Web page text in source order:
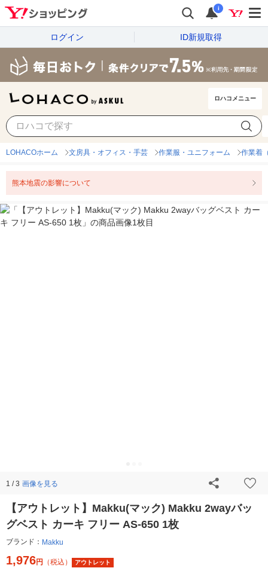
i
ログイン ID新規取得
ロハコメニュー
LOHACOホーム 文房具・オフィス・手芸 作業服・ユニフォーム 作業着
熊本地震の影響について
1 / 3 画像を見る
【アウトレット】Makku(マック) Makku 2wayバッ
グベスト カーキ フリー AS-650 1枚
ブランド： Makku
1,976円 （税込） アウトレット